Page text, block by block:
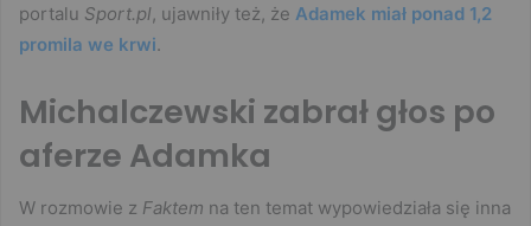
portalu Sport.pl, ujawniły też, że Adamek miał ponad 1,2
promila we krwi.
Michalczewski zabrał głos po
aferze Adamka
W rozmowie z Faktem na ten temat wypowiedziała się inna